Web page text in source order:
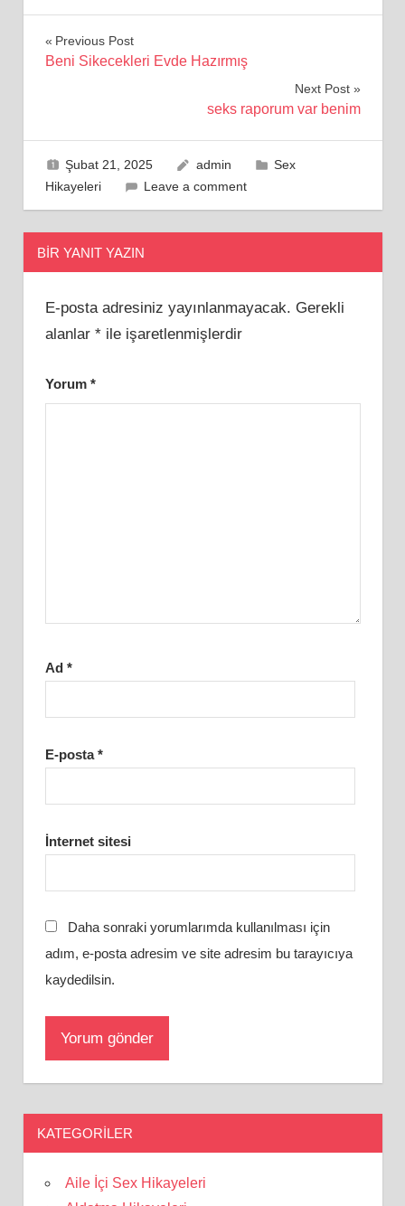
Yazı
Previous Post
Beni Sikecekleri Evde Hazırmış
Next Post
seks raporum var benim
Şubat 21, 2025 admin
Sex
Hikayeleri
Leave a comment
BIR YANIT YAZIN
E-posta adresiniz yayınlanmayacak. Gerekli
alanlar *ile işaretlenmişlerdir
Yorum *
Ad *
E-posta*
İnternet sitesi
Daha sonraki yorumlarımda kullanılması için
adım, e-posta adresim ve site adresim bu tarayıcıya
kaydedilsin.
KATEGORILER
Aile İçi Sex Hikayeleri